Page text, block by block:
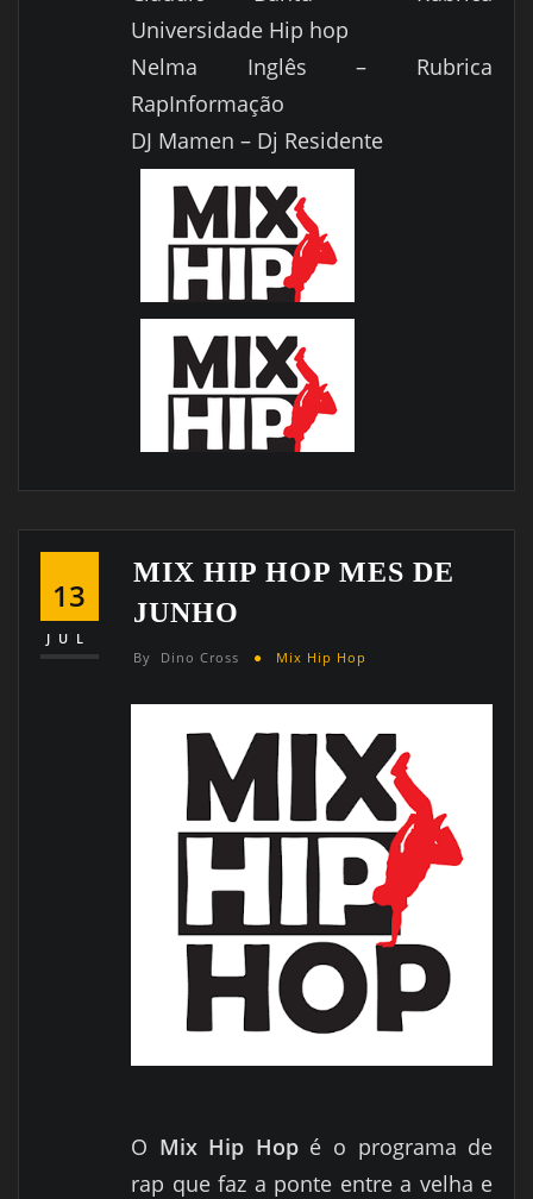
Universidade Hip hop
Nelma Inglês – Rubrica
RapInformação
DJ Mamen – Dj Residente
13
JUL
MIX HIP HOP MES DE
JUNHO
By Dino Cross Mix Hip Hop
O Mix Hip Hopé o programa de
rap que faz a ponte entre a velha e